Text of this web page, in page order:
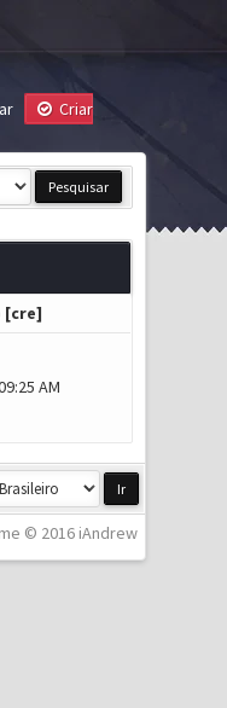
Criar
[cre]
AM
© 2016 iAndrew